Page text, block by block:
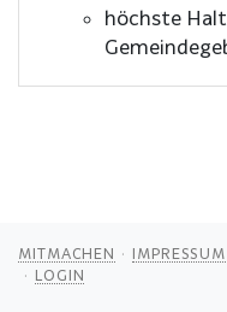
höchste
MITMACHEN IMPRESSUM
LOGIN